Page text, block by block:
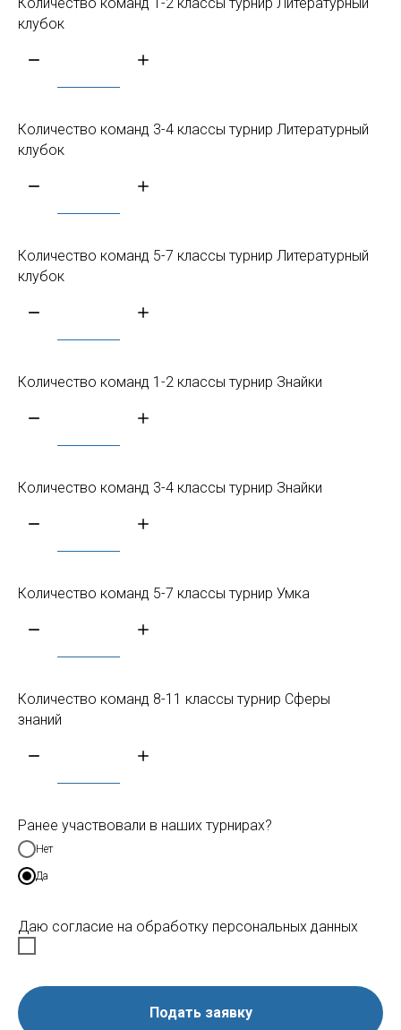
клубок
Количество команд 3-4 классы турнир Литературный
клубок
Количество команд 5-7 классы турнир Литературный
клубок
Количество команд 1-2 классы турнир Знайки
Количество команд 3-4 классы турнир Знайки
Количество команд 5-7 классы турнир Умка
Количество команд 8-11 классы турнир Сферы
знаний
Ранее участвовали в наших турнирах?
Нет
Да
Даю согласие на обработку персональных данных
Подать заявку